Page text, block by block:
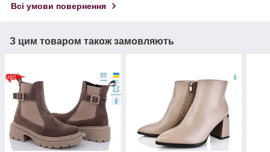
Всі умови повернення
З цим товаром також замовляють